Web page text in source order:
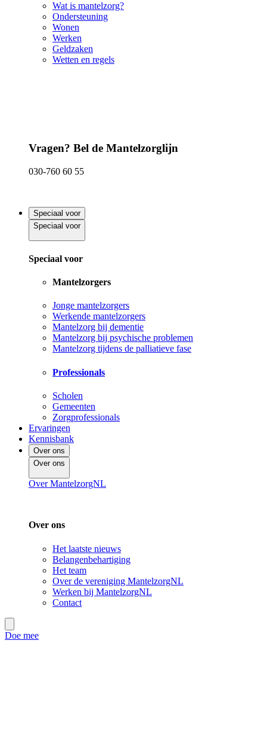
Wat is mantelzorg?
Ondersteuning
Wonen
Werken
Geldzaken
Wetten en regels
Vragen? Bel de Mantelzorglijn
030-760 60 55
Speciaal voor
Speciaal voor
Speciaal voor
Mantelzorgers
Jonge mantelzorgers
Werkende mantelzorgers
Mantelzorg bij dementie
Mantelzorg bij psychische problemen
Mantelzorg tijdens de palliatieve fase
Professionals
Scholen
Gemeenten
Zorgprofessionals
Ervaringen
Kennisbank
Over ons
Over ons
Over MantelzorgNL
Over ons
Het laatste nieuws
Belangenbehartiging
Het team
Over de vereniging MantelzorgNL
Werken bij MantelzorgNL
Contact
Doe mee